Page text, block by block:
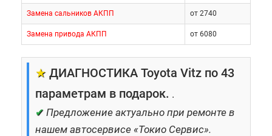
Замена сальников АКПП от 2740
Замена привода АКПП от 6080
★ ДИАГНОСТИКА Toyota Vitz по 43
параметрам в подарок. .
✔ Предложение актуально при ремонте в
нашем автосервисе «Токио Сервис».